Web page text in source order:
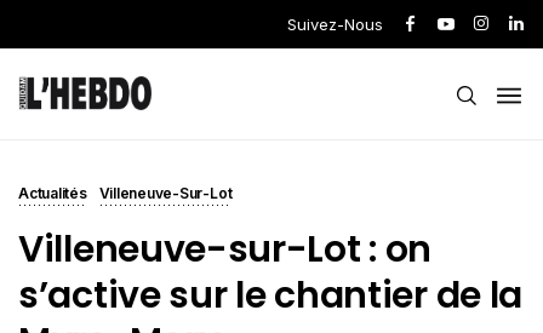
Suivez-Nous
Actualités Villeneuve-Sur-Lot
Villeneuve-sur-Lot : on
s’active sur le chantier de la